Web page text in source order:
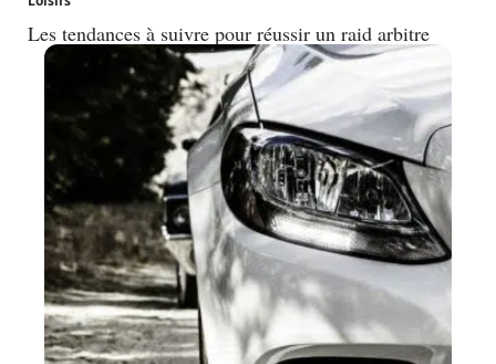
Les tendances à suivre pour réussir un raid arbitre